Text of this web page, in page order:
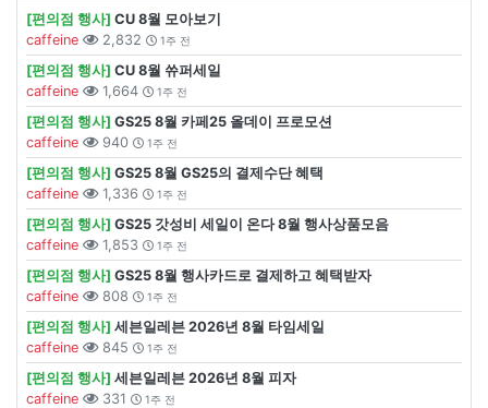
[편의점 행사] CU 8월 모아보기
caffeine
2,832 1주 전
[편의점 행사] CU 8월 쓔퍼세일
caffeine
1,664 1주 전
[편의점 행사] GS25 8월 카페25 올데이 프로모션
caffeine
940 1주 전
[편의점 행사] GS25 8월 GS25의 결제수단 혜택
caffeine
1,336 1주 전
[편의점 행사] GS25 갓성비 세일이 온다 8월 행사상품모음
caffeine
1,853 1주 전
[편의점 행사] GS25 8월 행사카드로 결제하고 혜택받자
caffeine
808 1주 전
[편의점 행사] 세븐일레븐 2026년 8월 타임세일
caffeine
845 1주 전
[편의점 행사] 세븐일레븐 2026년 8월 피자
caffeine
331 1주 전